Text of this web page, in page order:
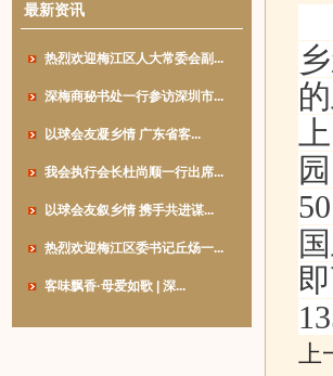
最新资讯
热烈欢迎梅江区人大常委会副...
深梅商秘书处一行参访深圳市...
以球会友凝乡情 广东省客...
我会执行会长杜尚顺一行出席...
以球会友叙乡情 携手共进谋...
热烈欢迎梅江区委书记丘炀一...
客味飘香·母爱如歌 | 深...
上